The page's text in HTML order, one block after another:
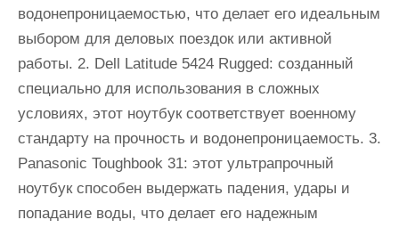
водонепроницаемостью, что делает его идеальным
выбором для деловых поездок или активной
работы. 2. Dell Latitude 5424 Rugged: созданный
специально для использования в сложных
условиях, этот ноутбук соответствует военному
стандарту на прочность и водонепроницаемость. 3.
Panasonic Toughbook 31: этот ультрапрочный
ноутбук способен выдержать падения, удары и
попадание воды, что делает его надежным